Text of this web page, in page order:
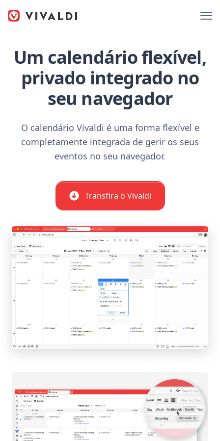
Um calendário flexível,
privado integrado no
seu navegador
O calendário Vivaldi é uma forma flexível e
completamente integrada de gerir os seus
eventos no seu navegador.
Transfira o Vivaldi